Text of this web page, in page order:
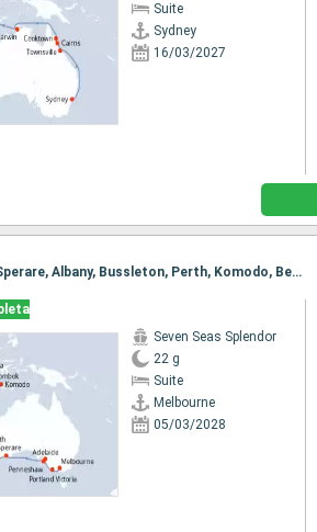
Suite
Sydney
16/03/2027
Itinerario : Melbourne, Portland Victoria, Penneshaw, Adelaide, Sperare, Albany, Bussleton, Perth, Komodo, Benoa, Lombok, Surabaya, Semarang, Jakarta, Singapore
Seven Seas Splendor
22 g
Suite
Melbourne
05/03/2028